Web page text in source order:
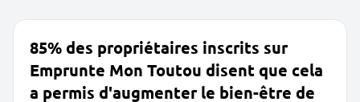
85% des propriétaires inscrits sur
Emprunte Mon Toutou disent que cela
a permis d'augmenter le bien-être de